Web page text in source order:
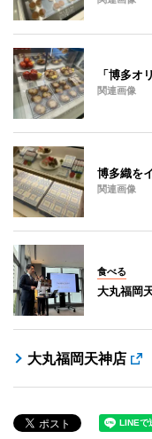
「博多オ
関連画像
博多織を
関連画像
食べる
大丸福岡
大丸福岡天神店